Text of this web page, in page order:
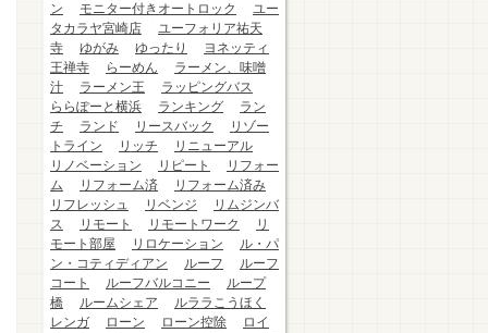
ン
モニター付きオートロック
ユー
タカラヤ宮崎店
ユーフォリア祐天
寺
ゆがみ ゆったり
ヨネッティ
王禅寺
らーめん
ラーメン、味噌
汁
ラーメン王
ラッピングバス
ららぽーと横浜
ランキング
ラン
チ
ランド リースバック
リゾー
トライン
リッチ
リニューアル
リノベーション
リピート
リフォー
ム
リフォーム済
リフォーム済み
リフレッシュ
リベンジ
リムジンバ
ス
リモート リモートワーク
リ
モート部屋
リロケーション
ル・パ
ン・コティディアン
ルーフ
ルーフ
コート
ルーフバルコニー
ループ
橋
ルームシェア
ルララこうほく
レンガ
ローン ローン控除
ロイ